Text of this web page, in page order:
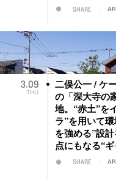
SHARE
3.09
THU
二俣公一 / ケ
の「深大寺の
地。“赤土”を
ラ”を用いて
を強める”設
点にもなる“
SHARE